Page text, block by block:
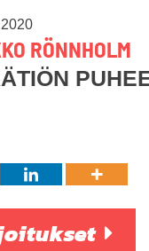
RÖNNHOLM